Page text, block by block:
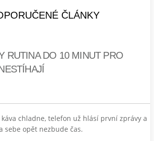
ČLÁNKY
RUTINA DO 10 MINUT PRO
chladne, telefon už hlásí první zprávy a
sebe opět nezbude čas.